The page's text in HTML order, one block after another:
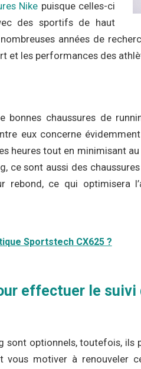
Nike puisque celles-ci
des sportifs de haut
années de
et les performances des
chaussures de
eux concerne
heures tout en minimisant
ce sont aussi des
rebond, ce qui optimisera
Sportstech CX625 ?
effectuer le suivi
sont optionnels, toutefois,
motiver à renouveler